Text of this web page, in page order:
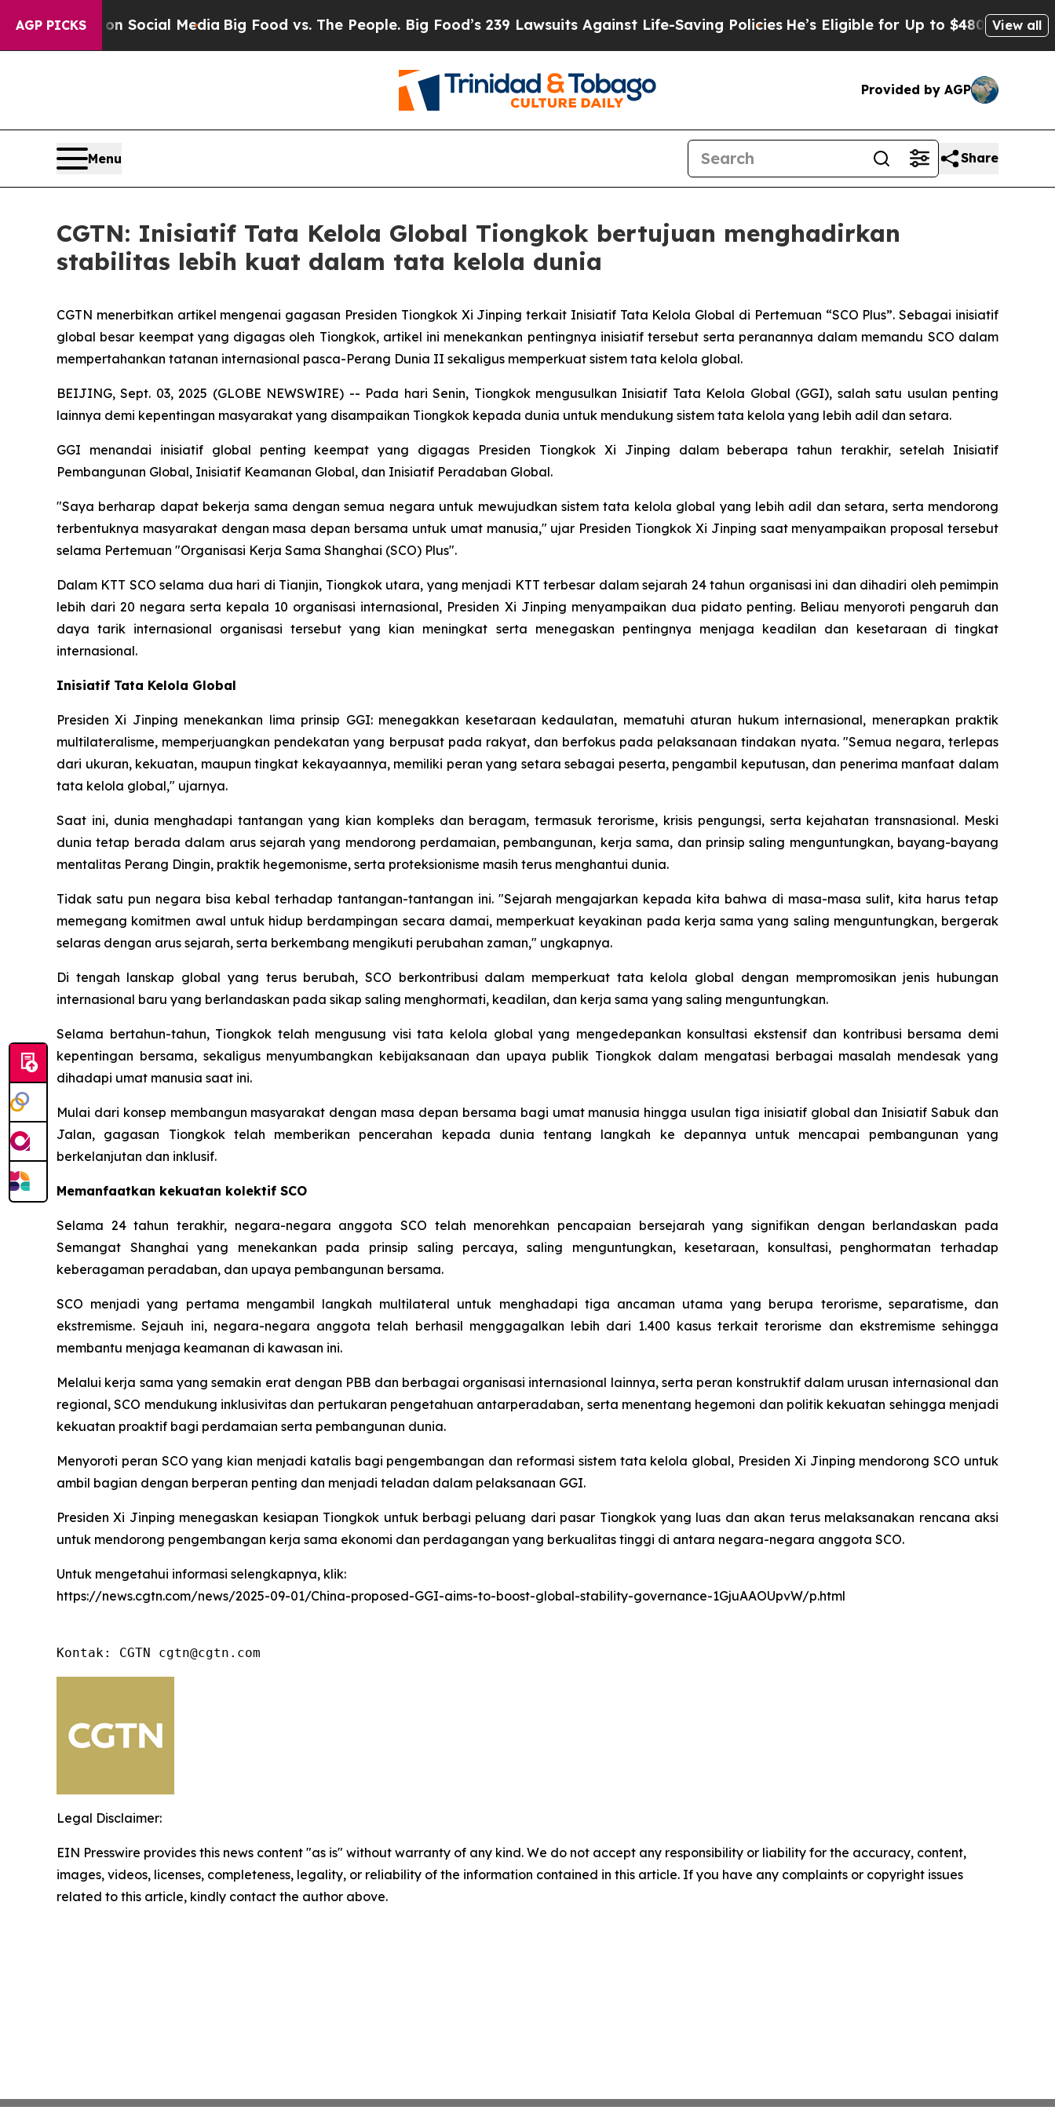
AGP PICKS
on Social Media Big Food vs. The People. Big Food’s 239 Lawsuits Against Life-Saving Policies He’s Eligible for Up to $480,000 AfterView all
Provided by AGP
Menu Share
CGTN: Inisiatif Tata Kelola Global Tiongkok bertujuan menghadirkan
stabilitas lebih kuat dalam tata kelola dunia
CGTN menerbitkan artikel mengenai gagasan Presiden Tiongkok Xi Jinping terkait Inisiatif Tata Kelola Global di Pertemuan “SCO Plus”. Sebagai inisiatif
global besar keempat yang digagas oleh Tiongkok, artikel ini menekankan pentingnya inisiatif tersebut serta peranannya dalam memandu SCO dalam
mempertahankan tatanan internasional pasca-Perang Dunia II sekaligus memperkuat sistem tata kelola global.
BEIJING, Sept. 03, 2025 (GLOBE NEWSWIRE) -- Pada hari Senin, Tiongkok mengusulkan Inisiatif Tata Kelola Global (GGI), salah satu usulan penting
lainnya demi kepentingan masyarakat yang disampaikan Tiongkok kepada dunia untuk mendukung sistem tata kelola yang lebih adil dan setara.
GGI menandai inisiatif global penting keempat yang digagas Presiden Tiongkok Xi Jinping dalam beberapa tahun terakhir, setelah Inisiatif
Pembangunan Global, Inisiatif Keamanan Global, dan Inisiatif Peradaban Global.
"Saya berharap dapat bekerja sama dengan semua negara untuk mewujudkan sistem tata kelola global yang lebih adil dan setara, serta mendorong
terbentuknya masyarakat dengan masa depan bersama untuk umat manusia," ujar Presiden Tiongkok Xi Jinping saat menyampaikan proposal tersebut
selama Pertemuan "Organisasi Kerja Sama Shanghai (SCO) Plus".
Dalam KTT SCO selama dua hari di Tianjin, Tiongkok utara, yang menjadi KTT terbesar dalam sejarah 24 tahun organisasi ini dan dihadiri oleh pemimpin
lebih dari 20 negara serta kepala 10 organisasi internasional, Presiden Xi Jinping menyampaikan dua pidato penting. Beliau menyoroti pengaruh dan
daya tarik internasional organisasi tersebut yang kian meningkat serta menegaskan pentingnya menjaga keadilan dan kesetaraan di tingkat
internasional.
Inisiatif Tata Kelola Global
Presiden Xi Jinping menekankan lima prinsip GGI: menegakkan kesetaraan kedaulatan, mematuhi aturan hukum internasional, menerapkan praktik
multilateralisme, memperjuangkan pendekatan yang berpusat pada rakyat, dan berfokus pada pelaksanaan tindakan nyata. "Semua negara, terlepas
dari ukuran, kekuatan, maupun tingkat kekayaannya, memiliki peran yang setara sebagai peserta, pengambil keputusan, dan penerima manfaat dalam
tata kelola global," ujarnya.
Saat ini, dunia menghadapi tantangan yang kian kompleks dan beragam, termasuk terorisme, krisis pengungsi, serta kejahatan transnasional. Meski
dunia tetap berada dalam arus sejarah yang mendorong perdamaian, pembangunan, kerja sama, dan prinsip saling menguntungkan, bayang-bayang
mentalitas Perang Dingin, praktik hegemonisme, serta proteksionisme masih terus menghantui dunia.
Tidak satu pun negara bisa kebal terhadap tantangan-tantangan ini. "Sejarah mengajarkan kepada kita bahwa di masa-masa sulit, kita harus tetap
memegang komitmen awal untuk hidup berdampingan secara damai, memperkuat keyakinan pada kerja sama yang saling menguntungkan, bergerak
selaras dengan arus sejarah, serta berkembang mengikuti perubahan zaman," ungkapnya.
Di tengah lanskap global yang terus berubah, SCO berkontribusi dalam memperkuat tata kelola global dengan mempromosikan jenis hubungan
internasional baru yang berlandaskan pada sikap saling menghormati, keadilan, dan kerja sama yang saling menguntungkan.
Selama bertahun-tahun, Tiongkok telah mengusung visi tata kelola global yang mengedepankan konsultasi ekstensif dan kontribusi bersama demi
kepentingan bersama, sekaligus menyumbangkan kebijaksanaan dan upaya publik Tiongkok dalam mengatasi berbagai masalah mendesak yang
dihadapi umat manusia saat ini.
Mulai dari konsep membangun masyarakat dengan masa depan bersama bagi umat manusia hingga usulan tiga inisiatif global dan Inisiatif Sabuk dan
Jalan, gagasan Tiongkok telah memberikan pencerahan kepada dunia tentang langkah ke depannya untuk mencapai pembangunan yang
berkelanjutan dan inklusif.
Memanfaatkan kekuatan kolektif SCO
Selama 24 tahun terakhir, negara-negara anggota SCO telah menorehkan pencapaian bersejarah yang signifikan dengan berlandaskan pada
Semangat Shanghai yang menekankan pada prinsip saling percaya, saling menguntungkan, kesetaraan, konsultasi, penghormatan terhadap
keberagaman peradaban, dan upaya pembangunan bersama.
SCO menjadi yang pertama mengambil langkah multilateral untuk menghadapi tiga ancaman utama yang berupa terorisme, separatisme, dan
ekstremisme. Sejauh ini, negara-negara anggota telah berhasil menggagalkan lebih dari 1.400 kasus terkait terorisme dan ekstremisme sehingga
membantu menjaga keamanan di kawasan ini.
Melalui kerja sama yang semakin erat dengan PBB dan berbagai organisasi internasional lainnya, serta peran konstruktif dalam urusan internasional dan
regional, SCO mendukung inklusivitas dan pertukaran pengetahuan antarperadaban, serta menentang hegemoni dan politik kekuatan sehingga menjadi
kekuatan proaktif bagi perdamaian serta pembangunan dunia.
Menyoroti peran SCO yang kian menjadi katalis bagi pengembangan dan reformasi sistem tata kelola global, Presiden Xi Jinping mendorong SCO untuk
ambil bagian dengan berperan penting dan menjadi teladan dalam pelaksanaan GGI.
Presiden Xi Jinping menegaskan kesiapan Tiongkok untuk berbagi peluang dari pasar Tiongkok yang luas dan akan terus melaksanakan rencana aksi
untuk mendorong pengembangan kerja sama ekonomi dan perdagangan yang berkualitas tinggi di antara negara-negara anggota SCO.
Untuk mengetahui informasi selengkapnya, klik:
https://news.cgtn.com/news/2025-09-01/China-proposed-GGI-aims-to-boost-global-stability-governance-1GjuAAOUpvW/p.html
Kontak: CGTN cgtn@cgtn.com
Legal Disclaimer:
EIN Presswire provides this news content "as is" without warranty of any kind. We do not accept any responsibility or liability for the accuracy, content,
images, videos, licenses, completeness, legality, or reliability of the information contained in this article. If you have any complaints or copyright issues
related to this article, kindly contact the author above.